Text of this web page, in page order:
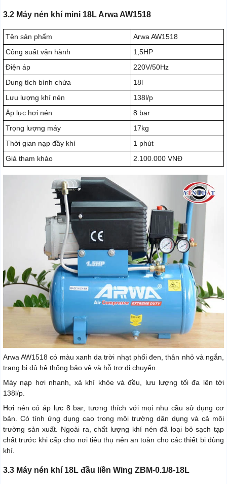
3.2 Máy nén khí mini 18L Arwa AW1518
Tên sản phẩm
Arwa AW1518
Công suất vận hành
1,5HP
Điện áp
220V/50Hz
Dung tích bình chứa
18l
Lưu lượng khí nén
138l/p
Áp lực hơi nén
8 bar
Trọng lượng máy
17kg
Thời gian nạp đầy khí
1 phút
Giá tham khảo
2.100.000 VNĐ
Arwa AW1518 có màu xanh da trời nhạt phối đen, thân nhỏ và ngắn,
trang bị đủ hệ thống bảo vệ và hỗ trợ di chuyển.
Máy nạp hơi nhanh, xả khí khỏe và đều, lưu lượng tối đa lên tới
138l/p.
Hơi nén có áp lực 8 bar, tương thích với mọi nhu cầu sử dụng cơ
bản. Có tính ứng dụng cao trong môi trường dân dụng và cả môi
trường sản xuất. Ngoài ra, chất lượng khí nén đã loại bỏ sạch tạp
chất trước khi cấp cho nơi tiêu thụ nên an toàn cho các thiết bị dùng
khí.
3.3 Máy nén khí 18L đầu liền Wing ZBM-0.1/8-18L